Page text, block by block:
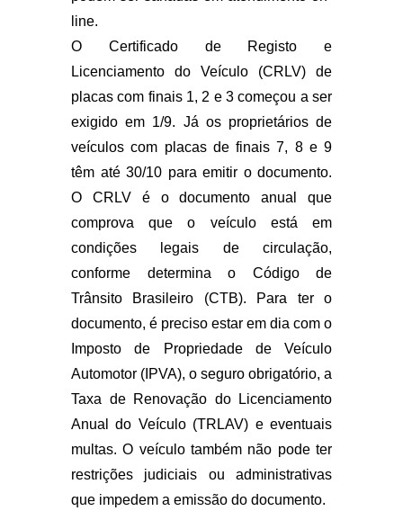
line.
O Certificado de Registo e
Licenciamento do Veículo (CRLV) de
placas com finais 1, 2 e 3 começou a ser
exigido em 1/9. Já os proprietários de
veículos com placas de finais 7, 8 e 9
têm até 30/10 para emitir o documento.
O CRLV é o documento anual que
comprova que o veículo está em
condições legais de circulação,
conforme determina o Código de
Trânsito Brasileiro (CTB). Para ter o
documento, é preciso estar em dia com o
Imposto de Propriedade de Veículo
Automotor (IPVA), o seguro obrigatório, a
Taxa de Renovação do Licenciamento
Anual do Veículo (TRLAV) e eventuais
multas. O veículo também não pode ter
restrições judiciais ou administrativas
que impedem a emissão do documento.